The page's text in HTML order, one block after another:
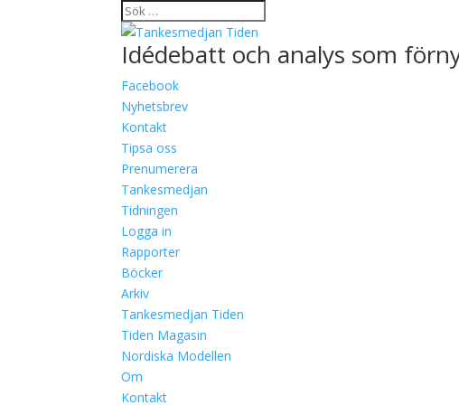
Idédebatt och analys som
Facebook
Nyhetsbrev
Kontakt
Tipsa oss
Prenumerera
Tankesmedjan
Tidningen
Logga in
Rapporter
Böcker
Arkiv
Tankesmedjan Tiden
Tiden Magasin
Nordiska Modellen
Om
Kontakt